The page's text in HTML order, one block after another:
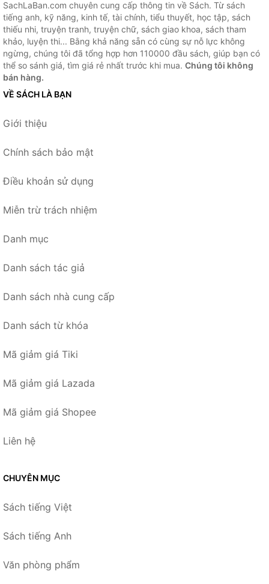
SachLaBan.com chuyên cung cấp thông tin về Sách. Từ sách
tiếng anh, kỹ năng, kinh tế, tài chính, tiểu thuyết, học tập, sách
thiếu nhi, truyện tranh, truyện chữ, sách giao khoa, sách tham
khảo, luyện thi... Bằng khả năng sẵn có cùng sự nỗ lực không
ngừng, chúng tôi đã tổng hợp hơn 110000 đầu sách, giúp bạn có
thể so sánh giá, tìm giá rẻ nhất trước khi mua. Chúng tôi không
bán hàng.
VỀ SÁCH LÀ BẠN
Giới thiệu
Chính sách bảo mật
Điều khoản sử dụng
Miễn trừ trách nhiệm
Danh mục
Danh sách tác giả
Danh sách nhà cung cấp
Danh sách từ khóa
Mã giảm giá Tiki
Mã giảm giá Lazada
Mã giảm giá Shopee
Liên hệ
CHUYÊN MỤC
Sách tiếng Việt
Sách tiếng Anh
Văn phòng phẩm